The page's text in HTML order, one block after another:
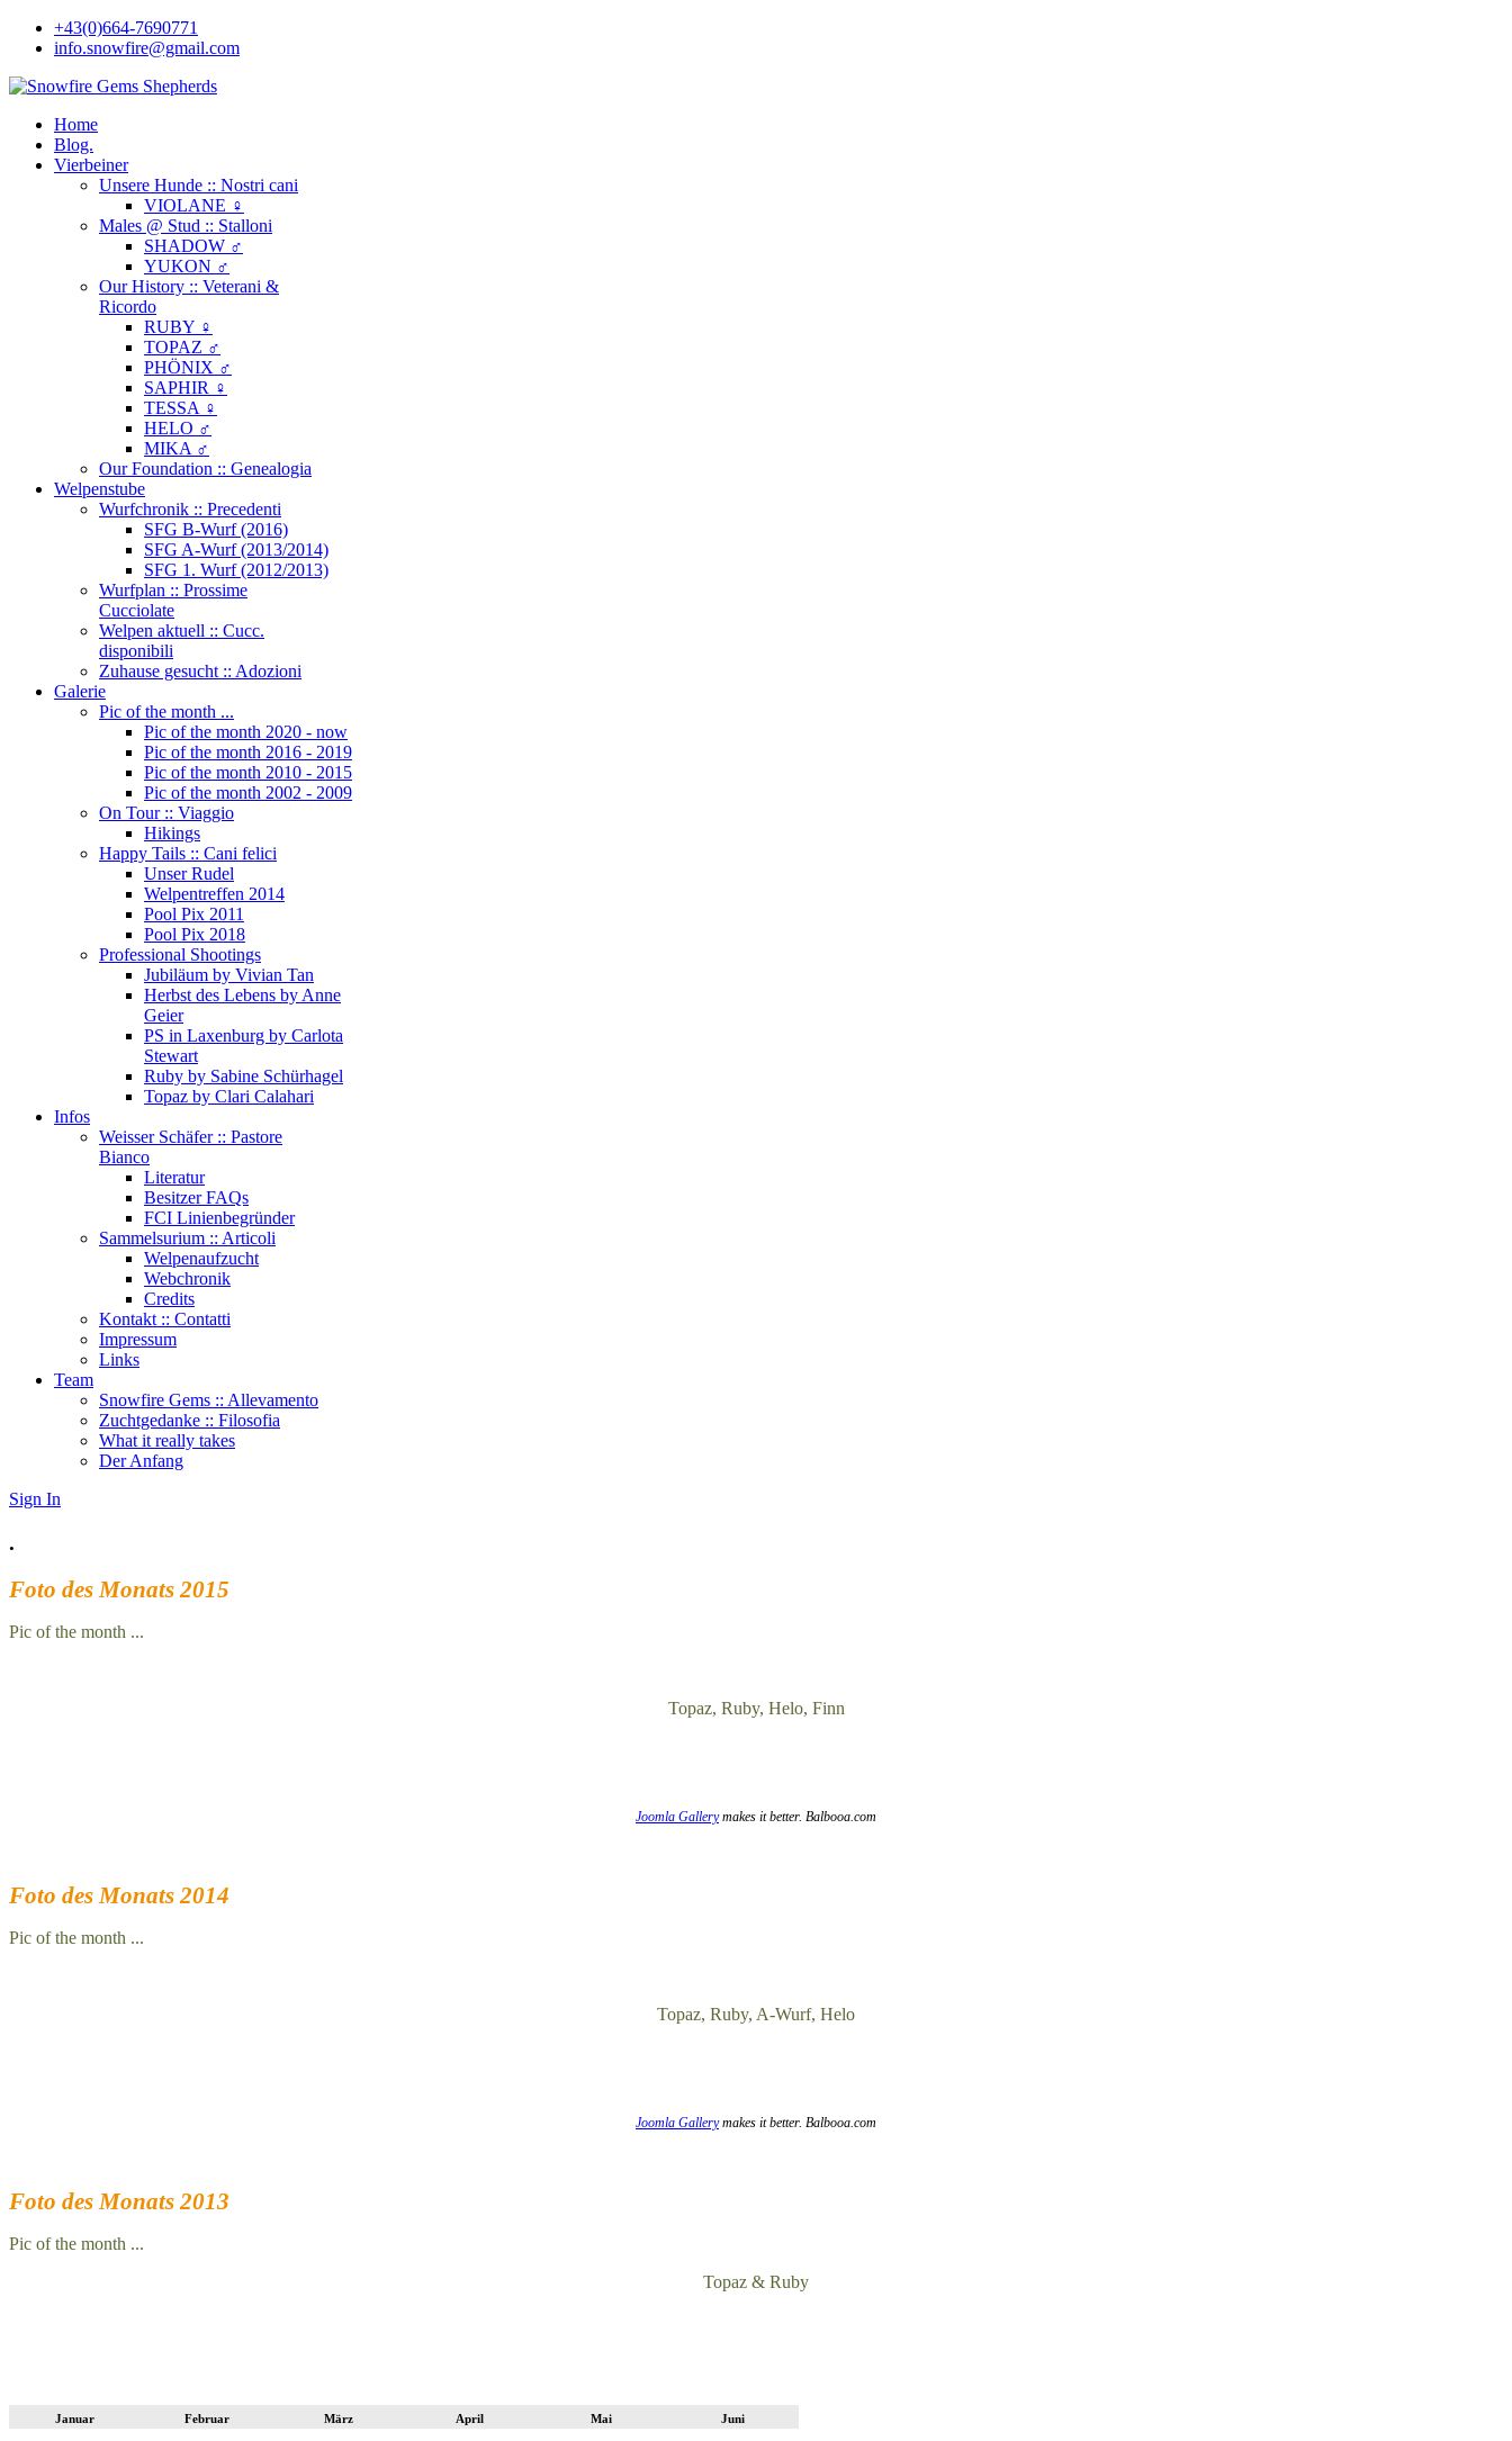
+43(0)664-7690771
info.snowfire@gmail.com
Home
Blog.
Vierbeiner
Unsere Hunde :: Nostri cani
VIOLANE ♀
Males @ Stud :: Stalloni
SHADOW ♂
YUKON ♂
Our History :: Veterani &
Ricordo
RUBY ♀
TOPAZ ♂
PHÖNIX ♂
SAPHIR ♀
TESSA ♀
HELO ♂
MIKA ♂
Our Foundation :: Genealogia
Welpenstube
Wurfchronik :: Precedenti
SFG B-Wurf (2016)
SFG A-Wurf (2013/2014)
SFG 1. Wurf (2012/2013)
Wurfplan :: Prossime
Cucciolate
Welpen aktuell :: Cucc.
disponibili
Zuhause gesucht :: Adozioni
Galerie
Pic of the month ...
Pic of the month 2020 - now
Pic of the month 2016 - 2019
Pic of the month 2010 - 2015
Pic of the month 2002 - 2009
On Tour :: Viaggio
Hikings
Happy Tails :: Cani felici
Unser Rudel
Welpentreffen 2014
Pool Pix 2011
Pool Pix 2018
Professional Shootings
Jubiläum by Vivian Tan
Herbst des Lebens by Anne
Geier
PS in Laxenburg by Carlota
Stewart
Ruby by Sabine Schürhagel
Topaz by Clari Calahari
Infos
Weisser Schäfer :: Pastore
Bianco
Literatur
Besitzer FAQs
FCI Linienbegründer
Sammelsurium :: Articoli
Welpenaufzucht
Webchronik
Credits
Kontakt :: Contatti
Impressum
Links
Team
Snowfire Gems :: Allevamento
Zuchtgedanke :: Filosofia
What it really takes
Der Anfang
Sign In
.
Foto des Monats 2015
Pic of the month ...
Topaz, Ruby, Helo, Finn
Joomla Gallerymakes it better. Balbooa.com
Foto des Monats 2014
Pic of the month ...
Topaz, Ruby, A-Wurf, Helo
Joomla Gallerymakes it better. Balbooa.com
Foto des Monats 2013
Pic of the month ...
Topaz & Ruby
Januar Februar März April Mai Juni